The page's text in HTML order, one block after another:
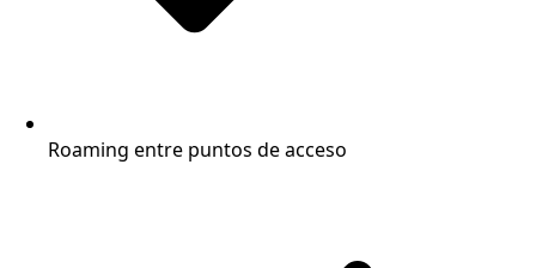
Roaming entre puntos de acceso